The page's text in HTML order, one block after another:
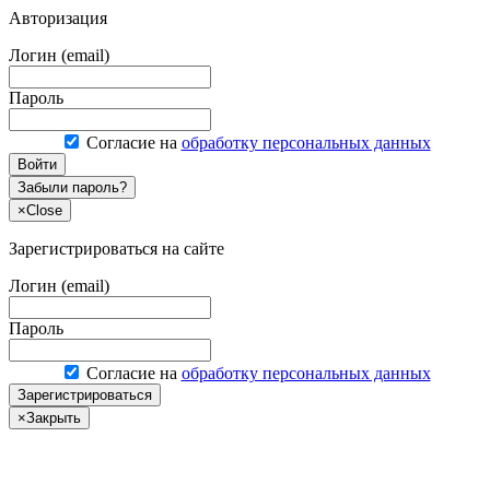
Авторизация
Логин (email)
Пароль
Согласие на обработку персональных данных
Войти
Забыли пароль?
×Close
Зарегистрироваться на сайте
Логин (email)
Пароль
Согласие на обработку персональных данных
Зарегистрироваться
×Закрыть